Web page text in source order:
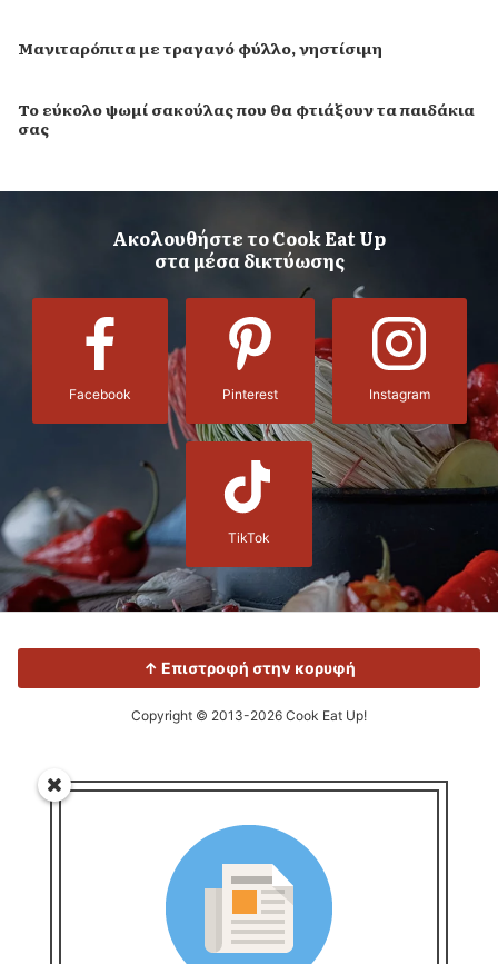
Μανιταρόπιτα με τραγανό φύλλο, νηστίσιμη
Το εύκολο ψωμί σακούλας που θα φτιάξουν τα παιδάκια
σας
Ακολουθήστε το Cook Eat Up
στα μέσα δικτύωσης
Facebook Pinterest Instagram
TikTok
↑ Επιστροφή στην κορυφή
Copyright © 2013-2026 Cook Eat Up!